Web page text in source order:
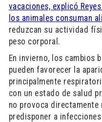
vacaciones, explicó
los animales consuman
reduzcan su actividad
peso corporal.
En invierno, los cambios
pueden favorecer la
principalmente
con un estado de salud
no provoca directamente
predisponer a